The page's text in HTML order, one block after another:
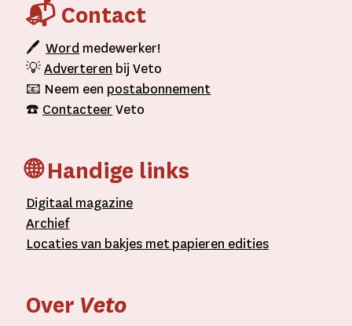
📬 Contact
🖊Word medewerker!
💡Adverteren bij Veto
📧 Neem een postabonnement
☎️ Contacteer Veto
🌐 Handige links
Digitaal magazine
Archief
Locaties van bakjes metpapieren edities
Over Veto